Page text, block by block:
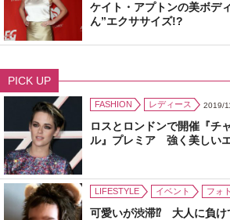
ケイト・アプトンの美ボデ
ん”エクササイズ!?
PICK UP
FASHION レディース 2019/
ロスとロンドンで開催『チ
ル』プレミア 強く美しい
LIFESTYLE イベント フォ
可愛いが渋滞⁉ 大人に負け